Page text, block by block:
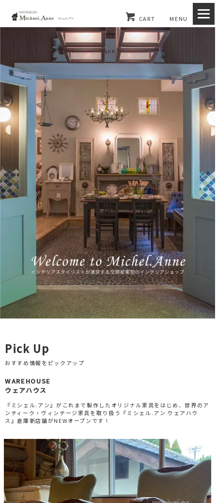
CART MENU
Pick Up
おすすめ情報をピックアップ
WAREHOUSE
ウェアハウス
『ミシェル.アン』がこれまで製作したオリジナル家具をはじめ、世界のア
ンティーク・ヴィンテージ家具を取り扱う『ミシェル.アン ウェアハウ
ス』倉庫新店舗がNEWオープンです！